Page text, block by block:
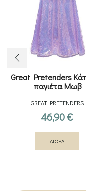
Great Pretenders
παγιέτα Μωβ
GREAT PRETENDERS
46,90€
ΑΓΟΡΑ